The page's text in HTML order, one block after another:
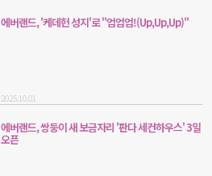
에버랜드, '케데헌 성지'로 "업업업!(Up,Up,Up)"
2025.10.01
에버랜드, 쌍둥이 새 보금자리 '판다 세컨하우스' 3일
오픈